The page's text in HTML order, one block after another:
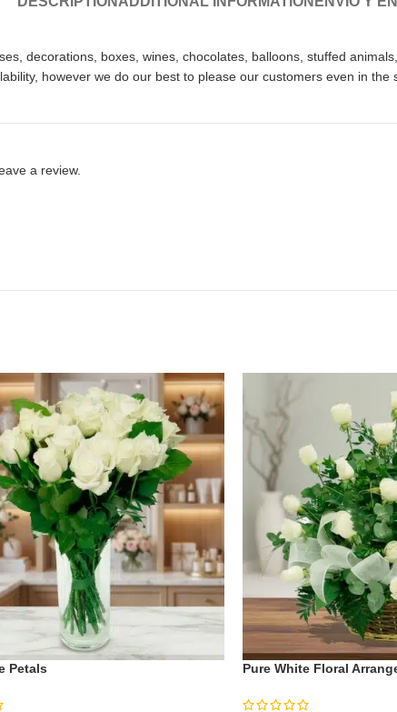
decorations, boxes, wines, chocolates, balloons, stuffed
however we do our best to please our customers even in the
a review.
Petals Pure White Floral